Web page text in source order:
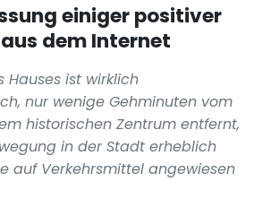
einiger positiver
dem Internet
Hauses ist wirklich
nur wenige Gehminuten vom
historischen Zentrum entfernt,
in der Stadt erheblich
auf Verkehrsmittel angewiesen